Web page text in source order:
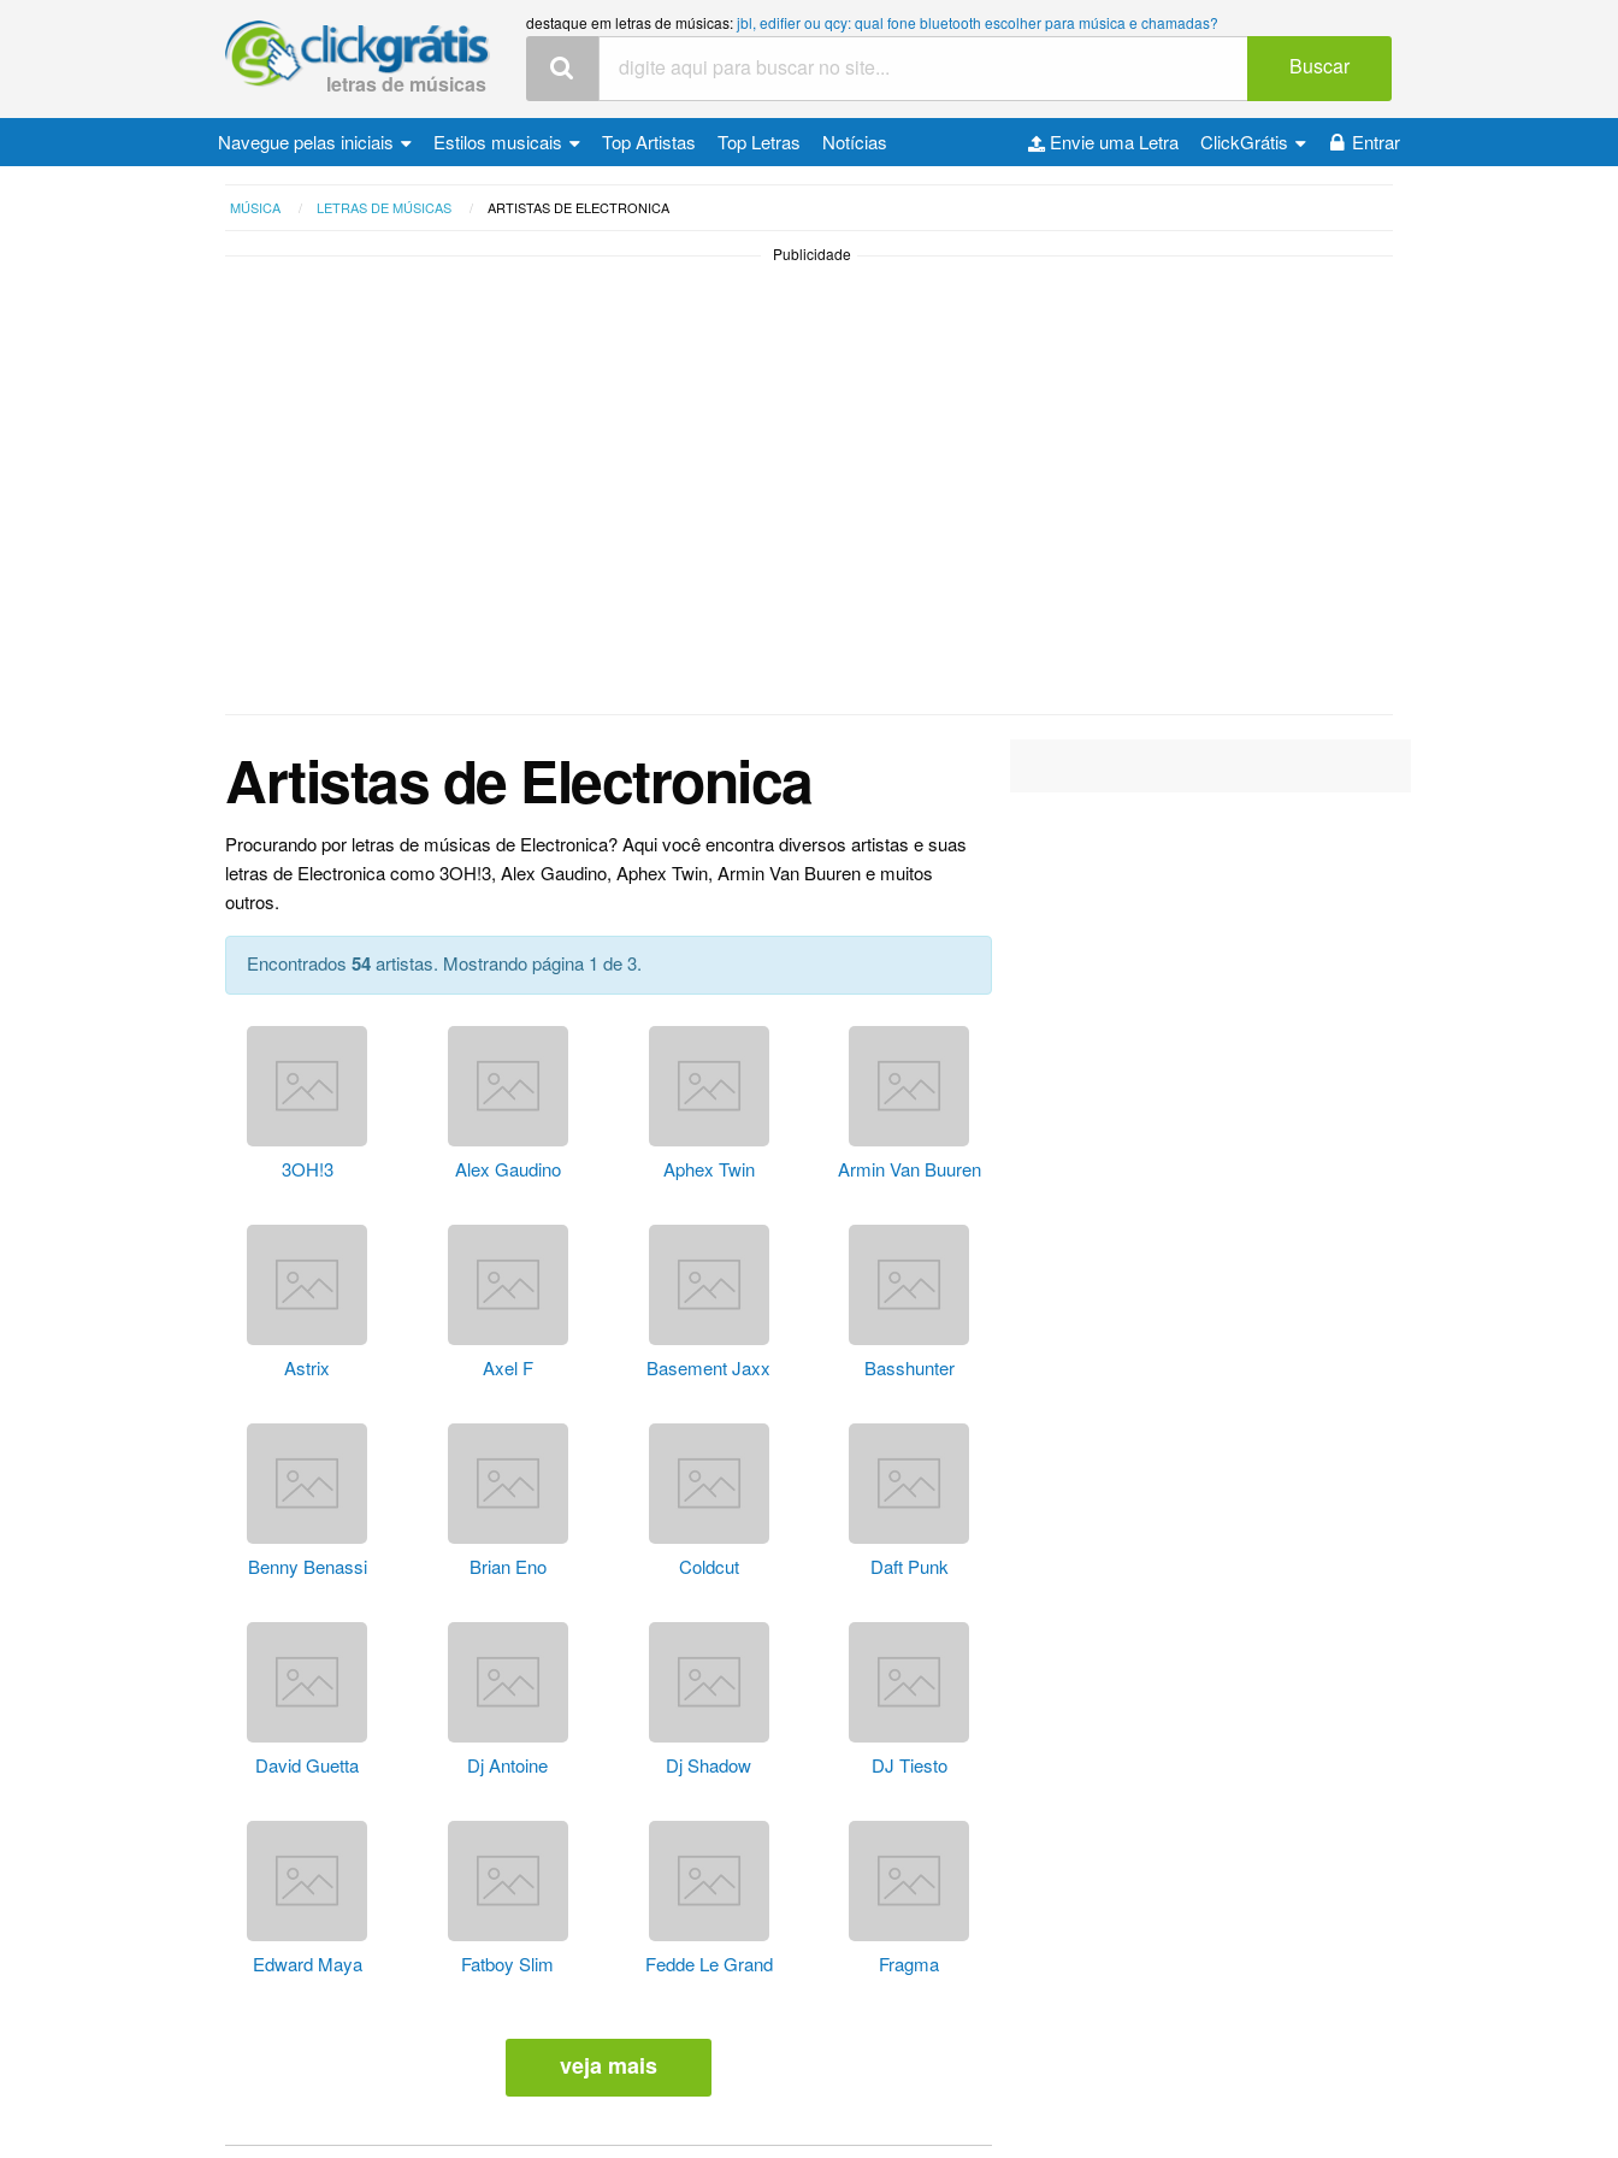
letras de músicas
destaque em letras de músicas:jbl, edifier ou qcy: qual fone bluetooth escolher para música e chamadas?
Buscar
Navegue pelas iniciais Estilos musicais Top Artistas Top Letras Notícias Entrar
ClickGrátis
Envie uma Letra
MÚSICA LETRAS DE MÚSICAS ARTISTAS DE ELECTRONICA
Publicidade
Artistas de Electronica
Procurando por letras de músicas de Electronica? Aqui você encontra diversos artistas e suas
letras de Electronica como 3OH!3, Alex Gaudino, Aphex Twin, Armin Van Buuren e muitos
outros.
Encontrados 54artistas. Mostrando página 1 de 3.
3OH!3 Alex Gaudino Aphex Twin Armin Van Buuren
Astrix Axel F Basement Jaxx Basshunter
Benny Benassi Brian Eno Coldcut Daft Punk
David Guetta Dj Antoine Dj Shadow DJ Tiesto
Edward Maya Fatboy Slim Fedde Le Grand Fragma
veja mais